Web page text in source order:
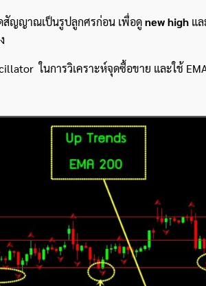
สัญญาณเป็นรูปลูกศรก่อน เพื่อดูnew high แ
ในการวิเคราะห์จุดซื้อขาย และใช้